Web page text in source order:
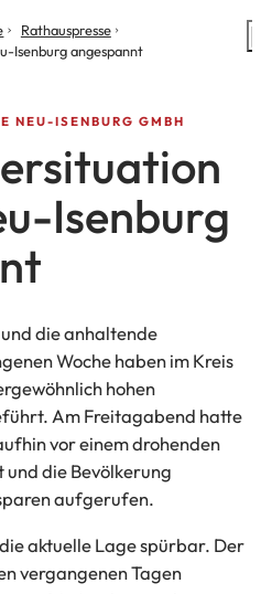
Rathauspresse
Isenburg angespannt
NEU-ISENBURG GMBH
Isenburg
die anhaltende
Woche haben im Kreis
hohen
Am Freitagabend hatte
vor einem drohenden
die Bevölkerung
aufgerufen.
aktuelle Lage spürbar. Der
vergangenen Tagen